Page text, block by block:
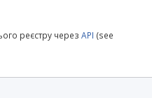
реєстру через API (see